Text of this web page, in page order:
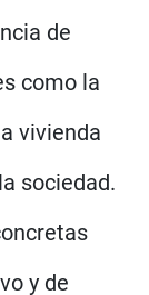
de
como la
vivienda
sociedad.
y de